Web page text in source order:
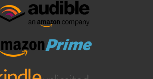
au VIe siècle de notre ère,
arabe. Plus de temples,
prêtres massacrés, et, dit-on
en faux ! – plus personne
les hiéroglyphes... Ce n'est pas
qu'un certain nombre de